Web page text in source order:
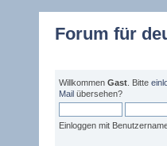
Forum für
Willkommen Gast . Bitte
Mail übersehen?
Einloggen mit